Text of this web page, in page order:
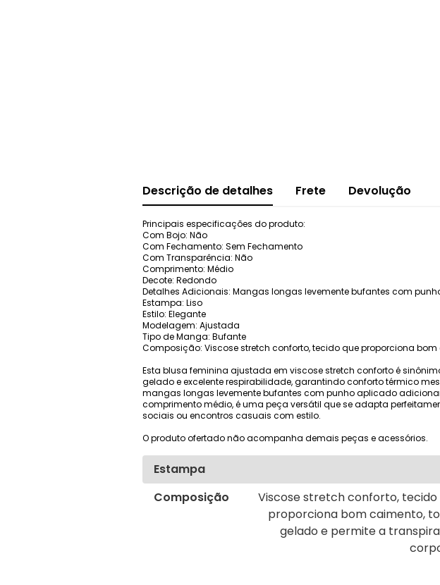
Descrição de detalhes Frete Devolução
Principais especificações do produto:
Com Bojo: Não
Com Fechamento: Sem Fechamento
Com Transparência: Não
Comprimento: Médio
Decote: Redondo
Detalhes Adicionais: Mangas longas levemente bufantes com
Estampa: Liso
Estilo: Elegante
Modelagem: Ajustada
Tipo de Manga: Bufante
Composição: Viscose stretch conforto, tecido que proporciona
Esta blusa feminina ajustada em viscose stretch conforto é
gelado e excelente respirabilidade, garantindo conforto térmico
mangas longas levemente bufantes com punho aplicado
comprimento médio, é uma peça versátil que se adapta
sociais ou encontros casuais com estilo.
O produto ofertado não acompanha demais peças e acessórios.
Estampa
Composição
Viscose stretch conforto, tecido
proporciona bom caimento,
gelado e permite a